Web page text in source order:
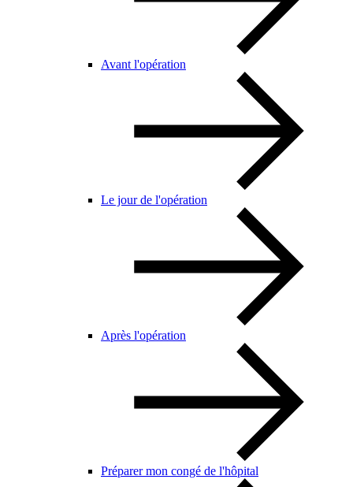
Avant l'opération
Le jour de l'opération
Après l'opération
Préparer mon congé de l'hôpital